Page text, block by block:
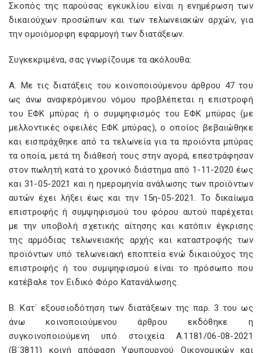
Σκοπός της παρούσας εγκυκλίου είναι η ενημέρωση των
δικαιούχων προσώπων και των τελωνειακών αρχών, για
την ομοιόμορφη εφαρμογή των διατάξεων.
Συγκεκριμένα, σας γνωρίζουμε τα ακόλουθα:
Α. Με τις διατάξεις του κοινοποιούμενου άρθρου 47 του
ως άνω αναφερόμενου νόμου προβλέπεται η επιστροφή
του ΕΦΚ μπύρας ή ο συμψηφισμός του ΕΦΚ μπύρας (με
μελλοντικές οφειλές ΕΦΚ μπύρας), ο οποίος βεβαιώθηκε
και εισπράχθηκε από τα τελωνεία για τα προϊόντα μπύρας
τα οποία, μετά τη διάθεσή τους στην αγορά, επεστράφησαν
στον πωλητή κατά το χρονικό διάστημα από 1-11-2020 έως
και 31-05-2021 και η ημερομηνία ανάλωσης των προϊόντων
αυτών έχει λήξει έως και την 15η-05-2021. Το δικαίωμα
επιστροφής ή συμψηφισμού του φόρου αυτού παρέχεται
με την υποβολή σχετικής αίτησης και κατόπιν έγκρισης
της αρμόδιας τελωνειακής αρχής και καταστροφής των
προϊόντων υπό τελωνειακή εποπτεία ενώ δικαιούχος της
επιστροφής ή του συμψηφισμού είναι το πρόσωπο που
κατέβαλε τον Ειδικό Φόρο Κατανάλωσης.
Β. Κατ΄ εξουσιοδότηση των διατάξεων της παρ. 3 του ως
άνω κοινοποιούμενου άρθρου εκδόθηκε η
συγκοινοποιούμενη υπό στοιχεία Α.1181/06-08-2021
(Β΄3811) κοινή απόφαση Υφυπουργού Οικονομικών και